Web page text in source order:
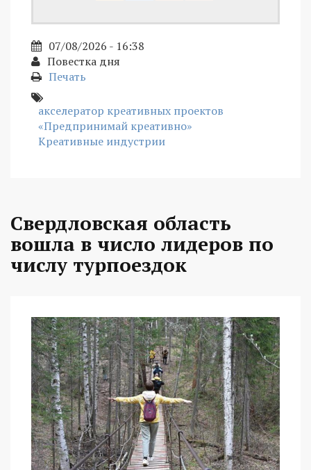
07/08/2026 - 16:38
Повестка дня
Печать
акселератор креативных проектов
«Предпринимай креативно»
Креативные индустрии
Свердловская область
вошла в число лидеров по
числу турпоездок